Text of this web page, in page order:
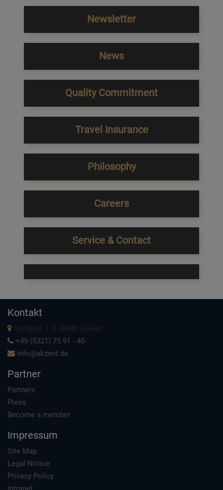
Newsletter
News
Quality Commitment
Travel Insurance
Philosophy
Careers
Service & Contact
Kontakt
Spitalstr. 1 D-38640 Goslar
+49 (5321) 75 91 - 40
info@akzent.de
Partner
Partners
Press
Become a member
Impressum
Site Map
Legal Notice
Privacy Policy